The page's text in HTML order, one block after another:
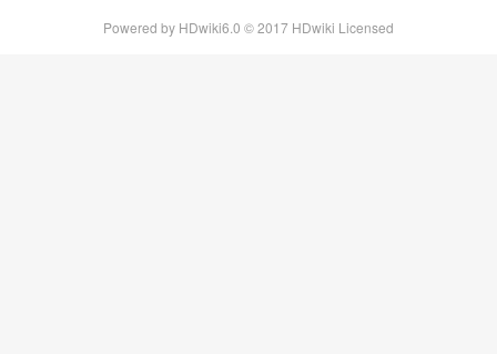
Powered by HDwiki6.0 © 2017 HDwiki Licensed